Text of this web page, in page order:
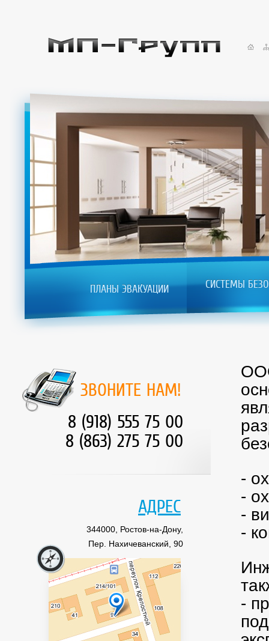
ПЛАНЫ ЭВАКУАЦИИ СИСТЕМЫ
ЗВОНИТЕ НАМ!
8 (918) 555 75 00
8 (863) 275 75 00
АДРЕС
344000, Ростов-на-Дону,
Пер. Нахичеванский, 90
-
-
-
-
-